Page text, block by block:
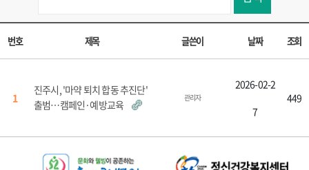
번호 제목 글쓴이 날짜 조회
1
진주시, '마약 퇴치 합동 추진단'
출범…캠페인·예방교육
관리자
2026-02-2
7
449